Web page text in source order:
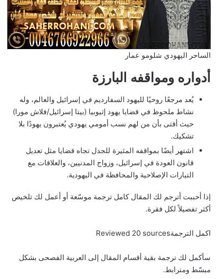
الساحر اليهودي شلومو عمار
أدواره ومواقفه البارزة
يُعد مرجعًا روحيًا لليهود السفارديم في إسرائيل والعالم، وله
نشاط ملحوظ في قضايا يهود إثيوبيا (بيتا إسرائيل/فلاش مورا)
حيث أفتى بأن من لهم نسب أمومي يهودي يُعتبرون يهودًا بلا
تشكيك.
اشتهر أيضًا بمواقفه المثيرة للجدل تجاه قضايا مثل تعديل
قانون العودة في إسرائيل، وزواج المدنيين، والعلاقات مع
التيارات الإصلاحية والمحافظة في اليهودية.
إذا أحببت أترجم لك المقال كامل ترجمة موسّعة أو أعمل لك تلخيص
أكثر تفصيلاً لكل فقرة.
اكمل الترجمةReviewed 20 sources
سأكمل لك ترجمة بقية أقسام المقال إلى العربية الفصحى بشكل
مبسّط ومترابط.